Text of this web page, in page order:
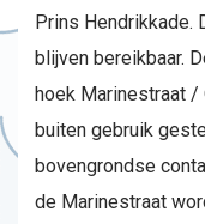
Prins Hendrikkade.
blijven bereikbaar.
hoek Marinestraat
buiten gebruik
bovengrondse
de Marinestraat